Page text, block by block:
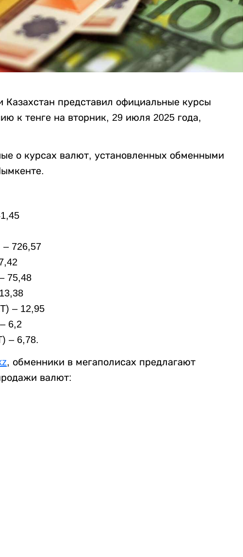
представил официальные курсы
к тенге на вторник, 29 июля 2025 года,
о курсах валют, установленных обменными
– 726,57
75,48
– 12,95
6,2
– 6,78.
, обменники в мегаполисах предлагают
валют: